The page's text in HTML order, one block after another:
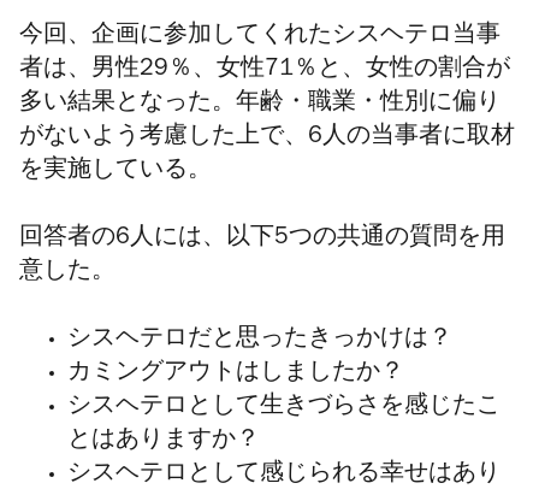
今回、企画に参加してくれたシスヘテロ当事
者は、男性29％、女性71％と、女性の割合が
多い結果となった。年齢・職業・性別に偏り
がないよう考慮した上で、6人の当事者に取材
を実施している。
回答者の6人には、以下5つの共通の質問を用
意した。
シスヘテロだと思ったきっかけは？
カミングアウトはしましたか？
シスヘテロとして生きづらさを感じたこ
とはありますか？
シスヘテロとして感じられる幸せはあり